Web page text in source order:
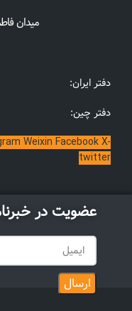
میدان
:دفتر ایران
:دفتر چین
Weixin Facebook X-
twitter
عضویت در
ارسال